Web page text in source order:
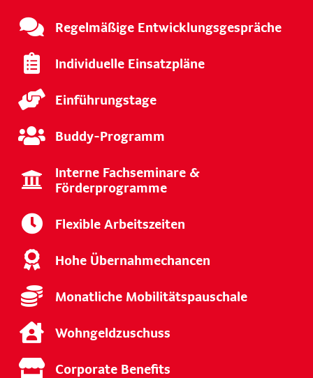
Regelmäßige Entwicklungsgespräche
Individuelle Einsatzpläne
Einführungstage
Buddy-Programm
Interne Fachseminare &
Förderprogramme
Flexible Arbeitszeiten
Hohe Übernahmechancen
Monatliche Mobilitätspauschale
Wohngeldzuschuss
Corporate Benefits